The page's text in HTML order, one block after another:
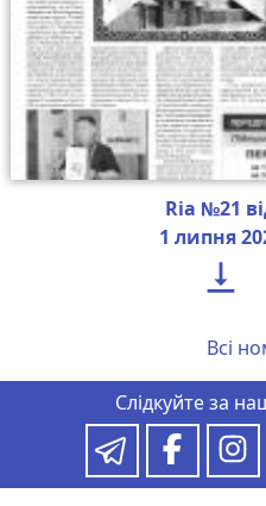
Ria №21
1 липня

Всі
Слідкуйте за